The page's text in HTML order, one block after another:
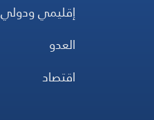
إقليمي ودولي
العدو
اقتصاد